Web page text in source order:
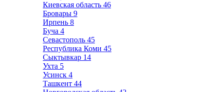
Киевская область 46
Бровары 9
Ирпень 8
Буча 4
Севастополь 45
Республика Коми 45
Сыктывкар 14
Ухта 5
Усинск 4
Ташкент 44